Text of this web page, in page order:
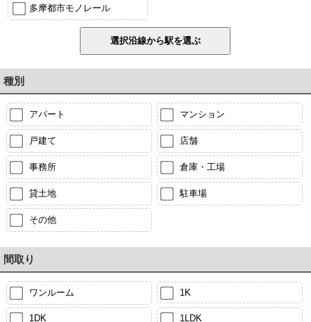
多摩都市モノレール
種別
アパート マンション
戸建て 店舗
事務所 倉庫・工場
貸土地 駐車場
その他
間取り
ワンルーム 1K
1DK 1LDK